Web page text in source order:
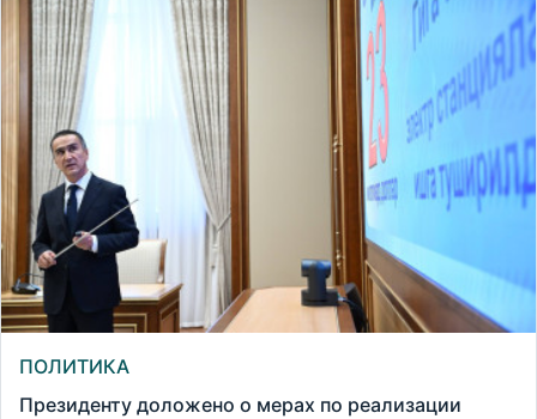
ПОЛИТИКА
Президенту доложено о мерах по реализации